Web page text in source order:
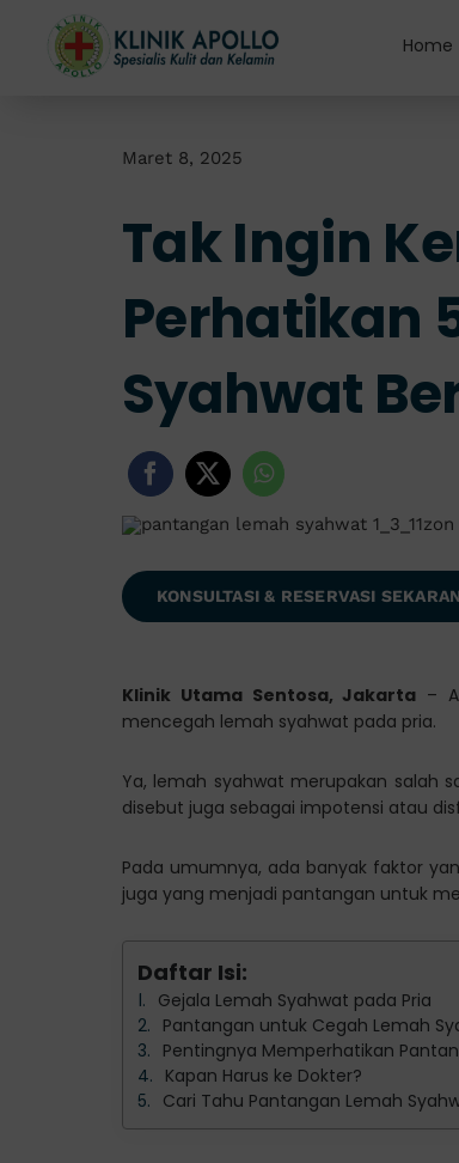
content
Home
Maret 8, 2025
Tak Ingin
Perhatikan
Syahwat
KONSULTASI & RESERVASI
Klinik Utama Sentosa, Jakarta –
mencegah lemah syahwat pada pria.
Ya, lemah syahwat merupakan salah
disebut juga sebagai impotensi atau
Pada umumnya, ada banyak faktor
juga yang menjadi pantangan untuk
Daftar Isi:
Gejala Lemah Syahwat pada Pria
Pantangan untuk Cegah Lemah
Pentingnya Memperhatikan
Kapan Harus ke Dokter?
Cari Tahu Pantangan Lemah